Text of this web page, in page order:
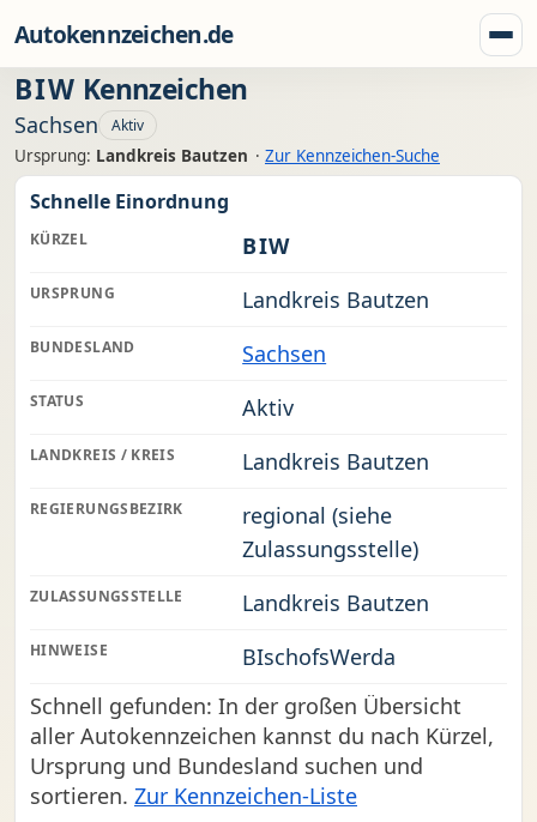
Autokennzeichen.de
BIW Kennzeichen
Sachsen Aktiv
Ursprung: Landkreis Bautzen · Zur Kennzeichen-Suche
Schnelle Einordnung
KÜRZEL BIW
URSPRUNG Landkreis Bautzen
BUNDESLAND Sachsen
STATUS Aktiv
LANDKREIS / KREIS Landkreis Bautzen
REGIERUNGSBEZIRK
regional (siehe
Zulassungsstelle)
ZULASSUNGSSTELLE Landkreis Bautzen
HINWEISE
BIschofsWerda
Schnell gefunden: In der großen Übersicht
aller Autokennzeichen kannst du nach Kürzel,
Ursprung und Bundesland suchen und
sortieren. Zur Kennzeichen-Liste